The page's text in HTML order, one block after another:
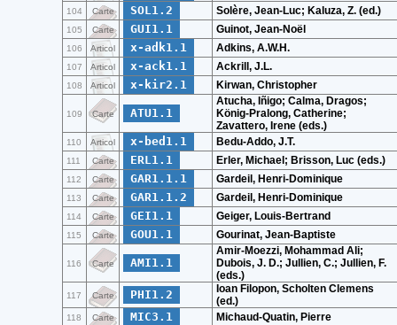
104 Carte SOL1.2 Solère, Jean-Luc; Kaluza, Z. (ed.)
105 Carte GUI1.1 Guinot, Jean-Noël
106 Articol x-adk1.1 Adkins, A.W.H.
107 Articol x-ack1.1 Ackrill, J.L.
108 Articol x-kir2.1 Kirwan, Christopher
109 Carte ATU1.1
Atucha, Iñigo; Calma, Dragos;
König-Pralong, Catherine;
Zavattero, Irene (eds.)
110 Articol x-bed1.1 Bedu-Addo, J.T.
111 Carte ERL1.1 Erler, Michael; Brisson, Luc (eds.)
112 Carte GAR1.1.1 Gardeil, Henri-Dominique
113 Carte GAR1.1.2 Gardeil, Henri-Dominique
114 Carte GEI1.1 Geiger, Louis-Bertrand
115 Carte GOU1.1 Gourinat, Jean-Baptiste
116 Carte AMI1.1
Amir-Moezzi, Mohammad Ali;
Dubois, J. D.; Jullien, C.; Jullien, F.
(eds.)
117 Carte PHI1.2
Ioan Filopon, Scholten Clemens
(ed.)
118 Carte MIC3.1 Michaud-Quatin, Pierre